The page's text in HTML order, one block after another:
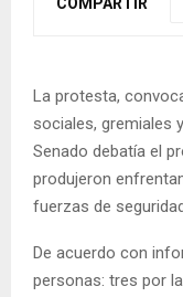
COMPARTIR
La protesta,
sociales, gremiales
Senado debatía el
produjeron
fuerzas de
De acuerdo con
personas: tres por